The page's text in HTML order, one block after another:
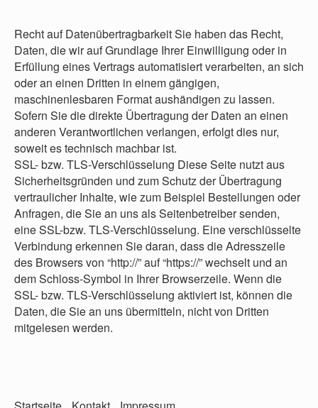
Recht auf Datenübertragbarkeit Sie haben das Recht,
Daten, die wir auf Grundlage Ihrer Einwilligung oder in
Erfüllung eines Vertrags automatisiert verarbeiten, an sich
oder an einen Dritten in einem gängigen,
maschinenlesbaren Format aushändigen zu lassen.
Sofern Sie die direkte Übertragung der Daten an einen
anderen Verantwortlichen verlangen, erfolgt dies nur,
soweit es technisch machbar ist.
SSL- bzw. TLS-Verschlüsselung Diese Seite nutzt aus
Sicherheitsgründen und zum Schutz der Übertragung
vertraulicher Inhalte, wie zum Beispiel Bestellungen oder
Anfragen, die Sie an uns als Seitenbetreiber senden,
eine SSL-bzw. TLS-Verschlüsselung. Eine verschlüsselte
Verbindung erkennen Sie daran, dass die Adresszeile
des Browsers von “http://” auf “https://” wechselt und an
dem Schloss-Symbol in Ihrer Browserzeile. Wenn die
SSL- bzw. TLS-Verschlüsselung aktiviert ist, können die
Daten, die Sie an uns übermitteln, nicht von Dritten
mitgelesen werden.